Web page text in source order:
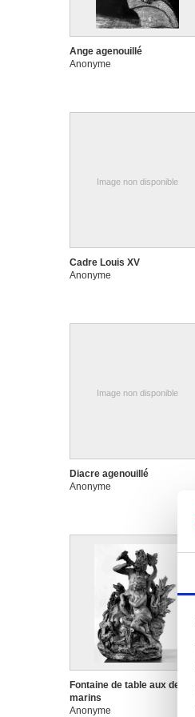
Ange agenouillé
Anonyme
Image non disponible
Cadre Louis XV
Anonyme
Image non disponible
Diacre agenouillé
Anonyme
Fontaine de table aux deux
marins
Anonyme